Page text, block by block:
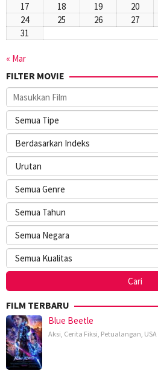
17
18 19 20
24
25 26 27
31
« Mar
FILTER MOVIE
FILM TERBARU
Blue Beetle
Aksi, Cerita Fiksi, Petualangan, USA